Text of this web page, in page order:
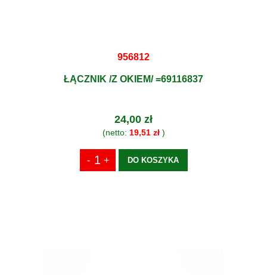
956812
ŁĄCZNIK /Z OKIEM/ =69116837
24,00 zł
(netto: 19,51 zł)
DO KOSZYKA